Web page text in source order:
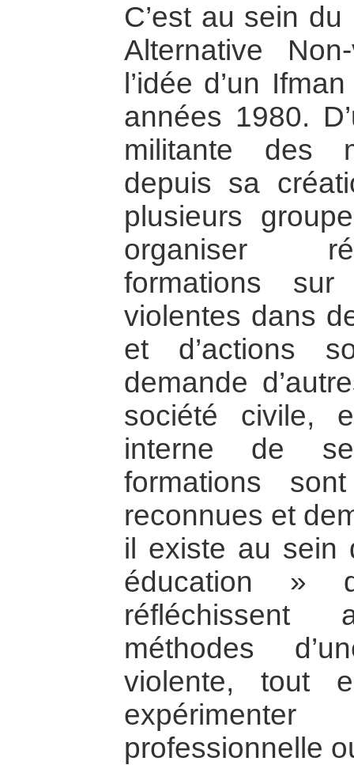
C’est au sein
Alternative
l’idée d’un
années 1980.
militante des
depuis sa
plusieurs
organiser
formations
violentes dans
et d’actions
demande
société civile,
interne de
formations
reconnues et
il existe au sein
éducation »
méthodes
violente, tout
professionnelle